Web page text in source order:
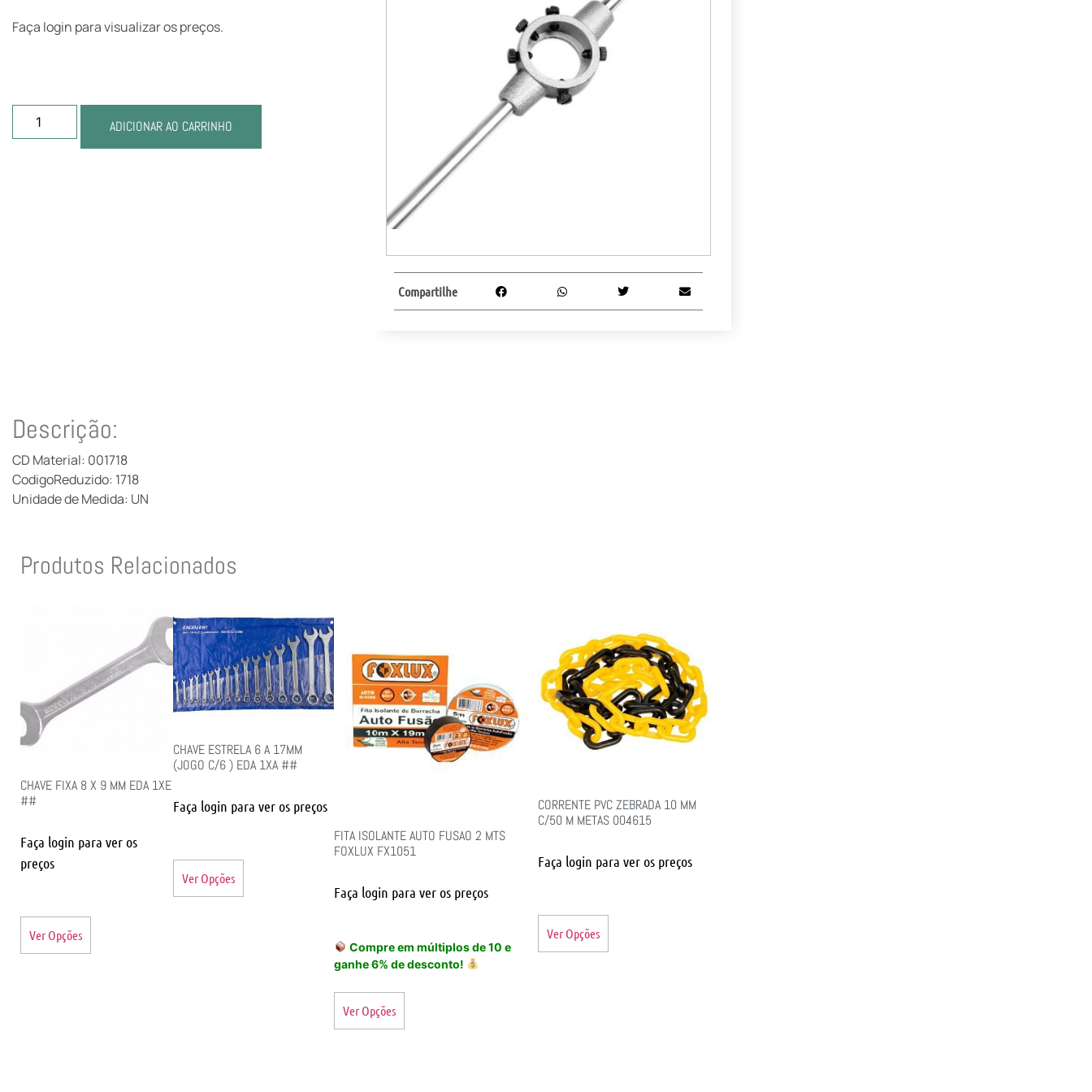
Faça login para visualizar os preços.
ADICIONAR AO CARRINHO
Compartilhe
Descrição:
CD Material: 001718
CodigoReduzido: 1718
Unidade de Medida: UN
Produtos Relacionados
CHAVE FIXA 8 X 9 MM EDA 1XE
##
Faça login para ver os
preços
Ver Opções
CHAVE ESTRELA 6 A 17MM
(JOGO C/6 ) EDA 1XA ##
Faça login para ver os preços
Ver Opções
FITA ISOLANTE AUTO FUSAO 2 MTS
FOXLUX FX1051
Faça login para ver os preços
Compre em múltiplos de 10 e
ganhe 6% de desconto!
Ver Opções
CORRENTE PVC ZEBRADA 10 MM
C/50 M METAS 004615
Faça login para ver os preços
Ver Opções